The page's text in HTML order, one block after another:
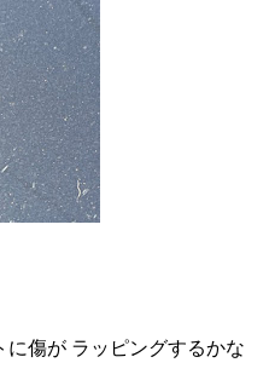
に傷が ラッピングするかな